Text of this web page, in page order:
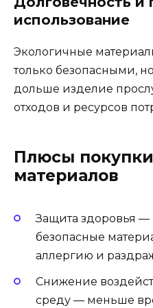
использование
Экологичные
только безопасными,
дольше изделие
отходов и ресурсов
Плюсы
материалов
Защита здоровья —
безопасные
аллергию и
Снижение
среду — меньше